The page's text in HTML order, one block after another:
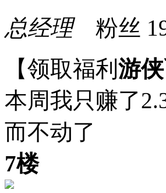
总经理粉丝
【领取福利 游
本周我只赚了
而不动了
7楼